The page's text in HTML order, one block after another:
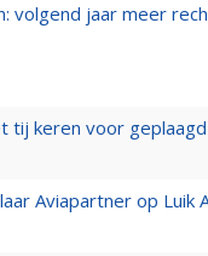
volgend jaar meer
tij keren voor
Aviapartner op Luik